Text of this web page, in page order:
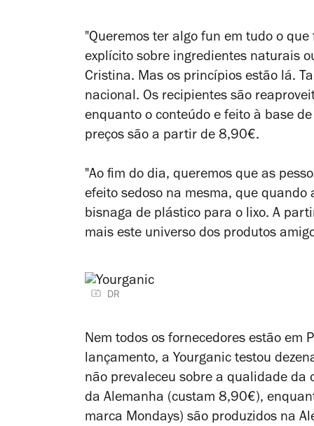
"Queremos ter algo fun em tudo o que
explícito sobre ingredientes naturais
Cristina. Mas os princípios estão lá.
nacional. Os recipientes são
enquanto o conteúdo e feito à base
preços são a partir de 8,90€.
"Ao fim do dia, queremos que as
efeito sedoso na mesma, que
bisnaga de plástico para o lixo. A
mais este universo dos produtos
DR
Nem todos os fornecedores estão em
lançamento, a Yourganic testou
não prevaleceu sobre a qualidade da
da Alemanha (custam 8,90€),
marca Mondays) são produzidos na